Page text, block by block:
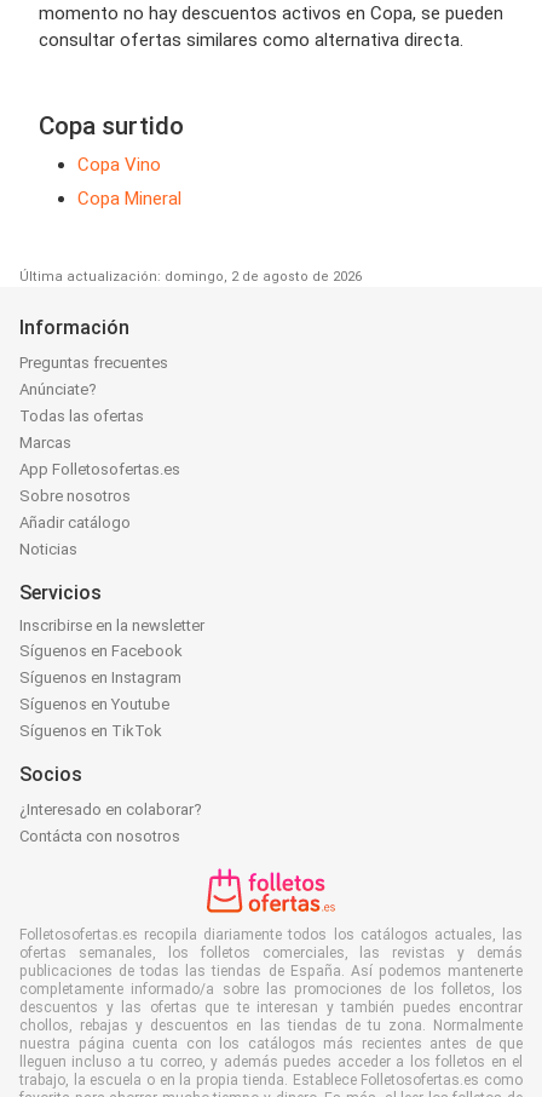
momento no hay descuentos activos en Copa, se pueden
consultar ofertas similares como alternativa directa.
Copa surtido
Copa Vino
Copa Mineral
Última actualización: domingo, 2 de agosto de 2026
Información
Preguntas frecuentes
Anúnciate?
Todas las ofertas
Marcas
App Folletosofertas.es
Sobre nosotros
Añadir catálogo
Noticias
Servicios
Inscribirse en la newsletter
Síguenos en Facebook
Síguenos en Instagram
Síguenos en Youtube
Síguenos en TikTok
Socios
¿Interesado en colaborar?
Contácta con nosotros
Folletosofertas.es recopila diariamente todos los catálogos actuales, las
ofertas semanales, los folletos comerciales, las revistas y demás
publicaciones de todas las tiendas de España. Así podemos mantenerte
completamente informado/a sobre las promociones de los folletos, los
descuentos y las ofertas que te interesan y también puedes encontrar
chollos, rebajas y descuentos en las tiendas de tu zona. Normalmente
nuestra página cuenta con los catálogos más recientes antes de que
lleguen incluso a tu correo, y además puedes acceder a los folletos en el
trabajo, la escuela o en la propia tienda. Establece Folletosofertas.es como